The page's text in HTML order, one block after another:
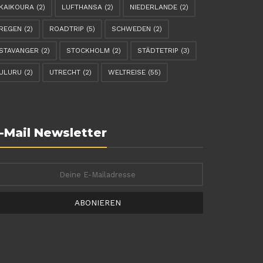
(2) LUFTHANSA (2) NIEDERLANDE (2)
(2) ROADTRIP (5) SCHWEDEN (2)
(2) STOCKHOLM (2) STÄDTETRIP (3)
(2) UTRECHT (2) WELTREISE (55)
Mail Newsletter
ABONIEREN